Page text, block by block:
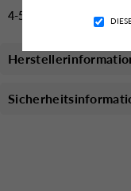
4-5 Tage Lieferzeit